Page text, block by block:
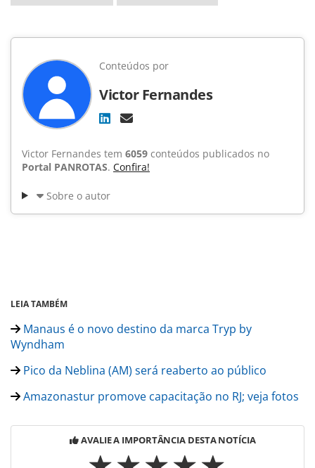
Conteúdos por
Victor Fernandes
Victor Fernandes tem 6059 conteúdos publicados no
Portal PANROTAS. Confira!
Sobre o autor
LEIA TAMBÉM
Manaus é o novo destino da marca Tryp by
Wyndham
Pico da Neblina (AM) será reaberto ao público
Amazonastur promove capacitação no RJ; veja fotos
AVALIE A IMPORTÂNCIA DESTA NOTÍCIA